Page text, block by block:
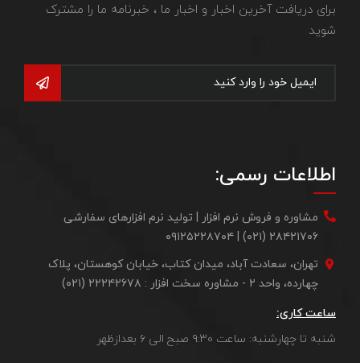
برای دریافت آخرین اخبار و اخبار ما ، خبرنامه ما را مشترک
شوید
اطلاعات رسمی:
مشاوره و فروش نرم افزار | تولید نرم افزارهای سفارشی
۲۸۴۲۱۷۰۶ (۰۲۱) | ۰۹۱۲۵۲۲۸۷۰۴
تهران، سعادت آباد، میدان کتاب، خیابان کوهستان، پلاک
چهارده، واحد ۲ - مشاوره سخت افزار : ۲۲۲۴۲۶۷۸ (۰۲۱)
ساعت کاری:
شنبه تا چهارشنبه: ساعت ۹:۳۰ صبح الی ۶ بعدازظهر